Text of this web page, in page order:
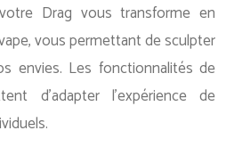
Drag vous transforme en
vous permettant de sculpter
envies. Les fonctionnalités de
d’adapter l’expérience de